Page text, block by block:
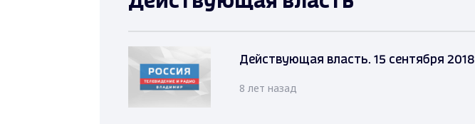
Действующая власть. 15 сентября 2018
8 лет назад